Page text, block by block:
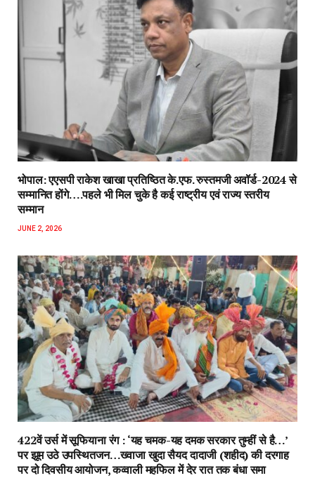
भोपाल: एएसपी राकेश‌ खाखा प्रतिष्ठित के.एफ. रुस्तमजी अवॉर्ड-2024 से
सम्मानित होंगे….पहले भी मिल चुके है कई राष्ट्रीय एवं राज्य स्तरीय
सम्मान
JUNE 2, 2026
422वें उर्स में सूफियाना रंग : ‘यह चमक-यह दमक सरकार तुम्हीं से है…’
पर झूम उठे उपस्थितजन…ख्वाजा खुदा सैयद दादाजी (शहीद) की दरगाह
पर दो दिवसीय आयोजन, कव्वाली महफिल में देर रात तक बंधा समा